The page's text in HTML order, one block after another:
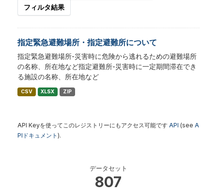
データセット
807
フィルタ結果
指定緊急避難場所・指定避難所について
指定緊急避難場所-災害時に危険から逃れるための避難場所
の名称、所在地など指定避難所-災害時に一定期間滞在でき
る施設の名称、所在地など
CSV XLSX ZIP
API Keyを使ってこのレジストリーにもアクセス可能です API (see A
PIドキュメント ).